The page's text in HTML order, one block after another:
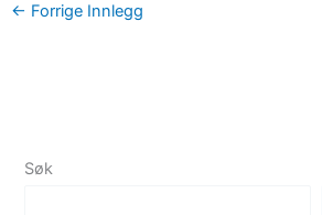
← Forrige Innlegg
Søk